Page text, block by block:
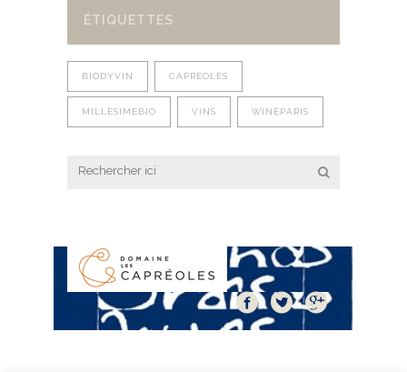
ÉTIQUETTES
BIODYVIN CAPREOLES
MILLESIMEBIO VINS WINEPARIS